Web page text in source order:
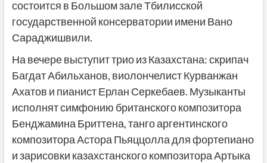
состоится в Большом зале Тбилисской
государственной консерватории имени Вано
Сараджишвили.
На вечере выступит трио из Казахстана: скрипач
Багдат Абильханов, виолончелист Курванжан
Ахатов и пианист Ерлан Серкебаев. Музыканты
исполнят симфонию британского композитора
Бенджамина Бриттена, танго аргентинского
композитора Астора Пьяццолла для фортепиано
и зарисовки казахстанского композитора Артыка